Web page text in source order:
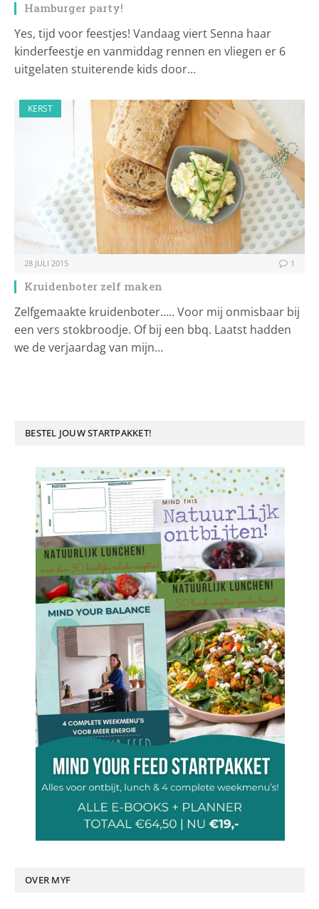
Hamburger party!
Yes, tijd voor feestjes! Vandaag viert Senna haar
kinderfeestje en vanmiddag rennen en vliegen er 6
uitgelaten stuiterende kids door…
KERST
28 JULI 2015 1
Kruidenboter zelf maken
Zelfgemaakte kruidenboter….. Voor mij onmisbaar bij
een vers stokbroodje. Of bij een bbq. Laatst hadden
we de verjaardag van mijn…
BESTEL JOUW STARTPAKKET!
OVER MYF